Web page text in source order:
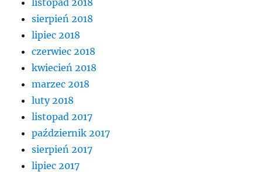
sierpień 2018
lipiec 2018
czerwiec 2018
kwiecień 2018
marzec 2018
luty 2018
listopad 2017
październik 2017
sierpień 2017
lipiec 2017